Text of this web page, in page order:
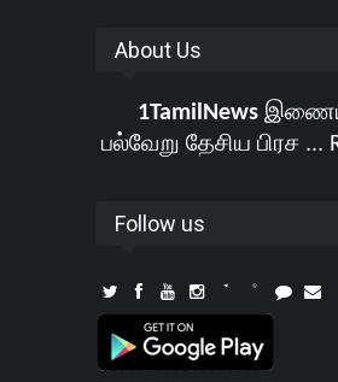
About Us
1TamilNews
பல்வேறு தேசிய பிரச ...
Follow us